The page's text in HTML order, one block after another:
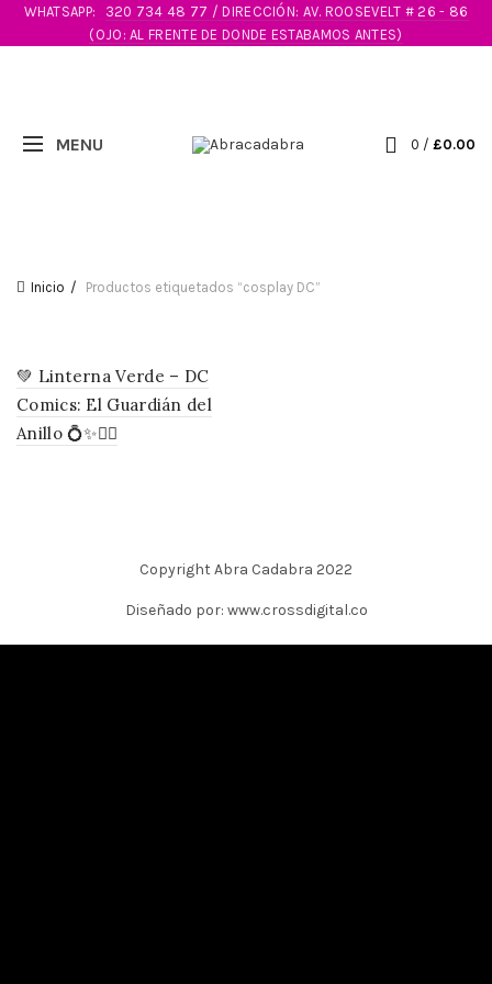
WHATSAPP:
320 734 48 77 / DIRECCIÓN: AV. ROOSEVELT # 26 - 86
(OJO: AL FRENTE DE DONDE ESTABAMOS ANTES)
0 / £0.00
Inicio Productos etiquetados “cosplay DC”
💚 Linterna Verde – DC
Comics: El Guardián del
Anillo 💍✨🦸‍♂️
Copyright Abra Cadabra 2022
Diseñado por: www.crossdigital.co